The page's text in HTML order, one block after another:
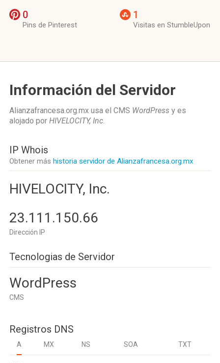
0
Pins de Pinterest
1
Visitas en StumbleUpon
Información del Servidor
Alianzafrancesa.org.mx usa el CMS WordPress y es
alojado por HIVELOCITY, Inc.
IP Whois
Obtener más historia servidor de Alianzafrancesa.org.mx
HIVELOCITY, Inc.
23.111.150.66
Dirección IP
Tecnologias de Servidor
WordPress
CMS
Registros DNS
A MX NS SOA TXT